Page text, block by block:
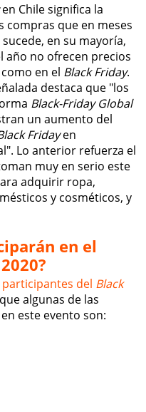
en Chile significa la
compras que en meses
en su mayoría,
no ofrecen precios
en el Black Friday.
destaca que "los
Black-Friday Global
un aumento del
Fridayen
Lo anterior refuerza el
muy en serio este
adquirir ropa,
y cosméticos, y
en el
participantes del Black
algunas de las
este evento son: